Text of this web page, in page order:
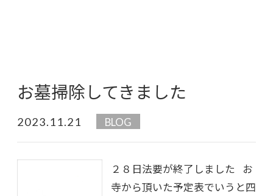
お墓掃除してきました
2023.11.21 BLOG
２８日法要が終了しました お
寺から頂いた予定表でいうと四